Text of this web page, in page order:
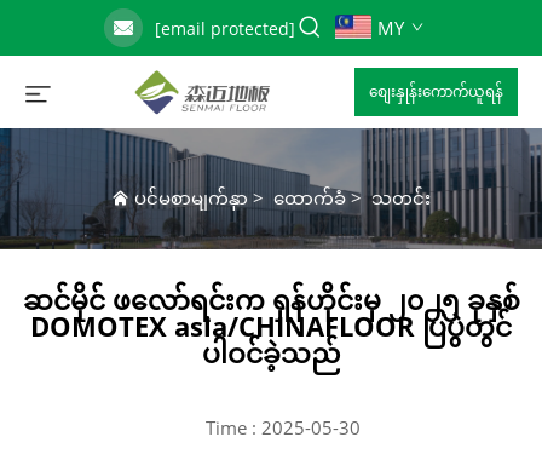
[email protected] MY
စျေးနှုန်းကောက်ယူရန်
ပင်မစာမျက်နှာ > ထောက်ခံ>သတင်း
ဆင်မိုင် ဖလော်ရင်းက ရှန်ဟိုင်းမှ ၂၀၂၅ ခုနှစ်
DOMOTEX asia/CHINAFLOOR ပြပွဲတွင်
ပါဝင်ခဲ့သည်
Time : 2025-05-30